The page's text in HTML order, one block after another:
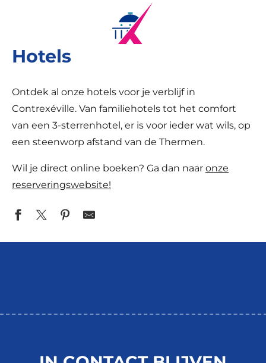
Hotels
Ontdek al onze hotels voor je verblijf in
Contrexéville. Van familiehotels tot het comfort
van een 3-sterrenhotel, er is voor ieder wat wils, op
een steenworp afstand van de Thermen.
Wil je direct online boeken? Ga dan naar onze
reserveringswebsite!
Hôtel-restaurant des xii apotres